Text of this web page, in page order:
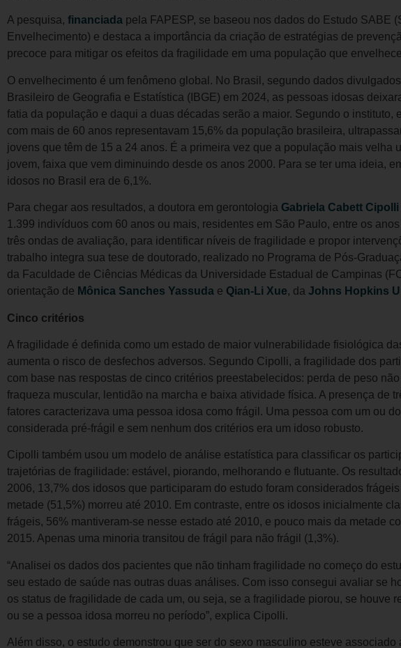
A pesquisa, financiada pela FAPESP, se baseou nos dados do Estudo SABE
Envelhecimento) e destaca a importância da criação de estratégias de
precoce para mitigar os efeitos da fragilidade em uma população que
O envelhecimento é um fenômeno global. No Brasil, segundo dados
Brasileiro de Geografia e Estatística (IBGE) em 2024, as pessoas idosas
fatia da população e daqui a duas décadas serão a maior. Segundo o instituto,
com mais de 60 anos representavam 15,6% da população brasileira,
jovens que têm de 15 a 24 anos. É a primeira vez que a população mais velha
jovem, faixa que vem diminuindo desde os anos 2000. Para se ter uma ideia,
idosos no Brasil era de 6,1%.
Para chegar aos resultados, a doutora em gerontologia Gabriela Cabett Cipolli
1.399 indivíduos com 60 anos ou mais, residentes em São Paulo, entre os
três ondas de avaliação, para identificar níveis de fragilidade e propor
trabalho integra sua tese de doutorado, realizado no Programa de Pós-
da Faculdade de Ciências Médicas da Universidade Estadual de Campinas
orientação de Mônica Sanches Yassuda e Qian-Li Xue, da Johns Hopkins
Cinco critérios
A fragilidade é definida como um estado de maior vulnerabilidade fisiológica
aumenta o risco de desfechos adversos. Segundo Cipolli, a fragilidade dos
com base nas respostas de cinco critérios preestabelecidos: perda de peso
fraqueza muscular, lentidão na marcha e baixa atividade física. A presença de
fatores caracterizava uma pessoa idosa como frágil. Uma pessoa com um ou
considerada pré-frágil e sem nenhum dos critérios era um idoso robusto.
Cipolli também usou um modelo de análise estatística para classificar os
trajetórias de fragilidade: estável, piorando, melhorando e flutuante. Os
2006, 13,7% dos idosos que participaram do estudo foram considerados
metade (51,5%) morreu até 2010. Em contraste, entre os idosos inicialmente
frágeis, 56% mantiveram-se nesse estado até 2010, e pouco mais da metade
2015. Apenas uma minoria transitou de frágil para não frágil (1,3%).
“Analisei os dados dos pacientes que não tinham fragilidade no começo do
seu estado de saúde nas outras duas análises. Com isso consegui avaliar se
os status de fragilidade de cada um, ou seja, se a fragilidade piorou, se houve
ou se a pessoa idosa morreu no período”, explica Cipolli.
Além disso, o estudo demonstrou que ser do sexo masculino esteve associado